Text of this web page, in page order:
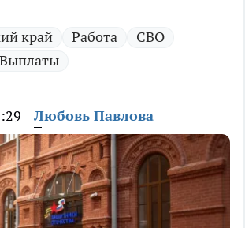
край Работа
СВО
Выплаты
Любовь Павлова